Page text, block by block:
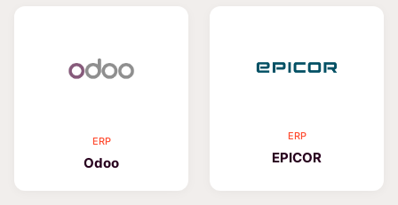
ERP
Odoo
ERP
EPICOR